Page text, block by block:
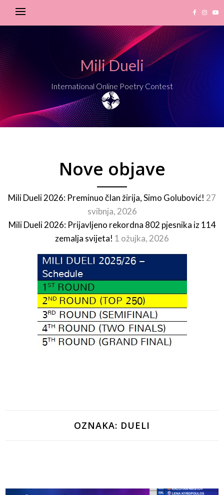
Mili Dueli
International Online Poetry Contest
Nove objave
Mili Dueli 2026: Preminuo član žirija, Simo Golubović! 27
svibnja, 2026
Mili Dueli 2026: Prijavljeno rekordna 802 pjesnika iz 114
zemalja svijeta! 1 ožujka, 2026
OZNAKA: DUELI